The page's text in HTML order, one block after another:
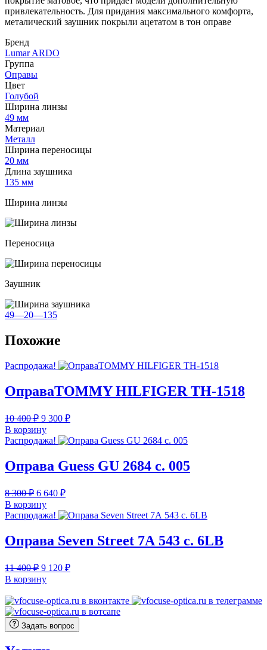
привлекательность. Для придания максимального комфорта,
металический заушник покрыли ацетатом в тон оправе
Бренд
Lumar ARDO
Группа
Оправы
Цвет
Голубой
Ширина линзы
49 мм
Материал
Металл
Ширина переносицы
20 мм
Длина заушника
135 мм
Ширина линзы
Переносица
Заушник
49—20—135
Похожие
Распродажа!
ОправаTOMMY HILFIGER TH-1518
10 400₽ Первоначальная
цена
составляла
10
400 ₽.
9 300 ₽Текущая
9
В корзину
Распродажа!
Оправа Guess GU 2684 c. 005
8 300₽ Первоначальная
цена
составляла
8
300 ₽.
6 640 ₽Текущая
6
В корзину
Распродажа!
Оправа Seven Street 7А 543 с. 6LB
11 400₽ Первоначальная
цена
составляла
11
400 ₽.
9 120 ₽Текущая
120 ₽.
В корзину
Задать вопрос